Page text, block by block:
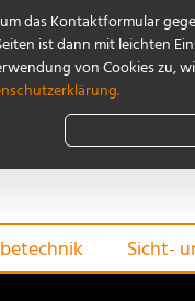
Sicht-
das Kontaktformular
ist dann mit leichten
von Cookies zu,